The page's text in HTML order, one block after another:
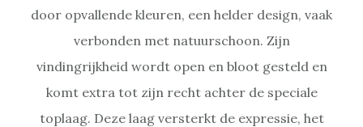
door opvallende kleuren, een helder design, vaak
verbonden met natuurschoon. Zijn
vindingrijkheid wordt open en bloot gesteld en
komt extra tot zijn recht achter de speciale
toplaag. Deze laag versterkt de expressie, het